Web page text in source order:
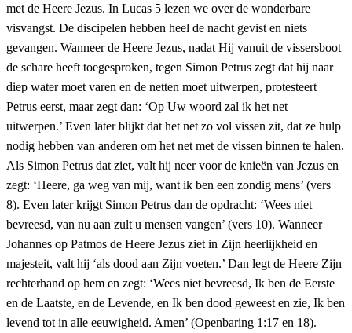
met de Heere Jezus. In Lucas 5 lezen we over de wonderbare
visvangst. De discipelen hebben heel de nacht gevist en niets
gevangen. Wanneer de Heere Jezus, nadat Hij vanuit de vissersboot
de schare heeft toegesproken, tegen Simon Petrus zegt dat hij naar
diep water moet varen en de netten moet uitwerpen, protesteert
Petrus eerst, maar zegt dan: ‘Op Uw woord zal ik het net
uitwerpen.’ Even later blijkt dat het net zo vol vissen zit, dat ze hulp
nodig hebben van anderen om het net met de vissen binnen te halen.
Als Simon Petrus dat ziet, valt hij neer voor de knieën van Jezus en
zegt: ‘Heere, ga weg van mij, want ik ben een zondig mens’ (vers
8). Even later krijgt Simon Petrus dan de opdracht: ‘Wees niet
bevreesd, van nu aan zult u mensen vangen’ (vers 10). Wanneer
Johannes op Patmos de Heere Jezus ziet in Zijn heerlijkheid en
majesteit, valt hij ‘als dood aan Zijn voeten.’ Dan legt de Heere Zijn
rechterhand op hem en zegt: ‘Wees niet bevreesd, Ik ben de Eerste
en de Laatste, en de Levende, en Ik ben dood geweest en zie, Ik ben
levend tot in alle eeuwigheid. Amen’ (Openbaring 1:17 en 18).